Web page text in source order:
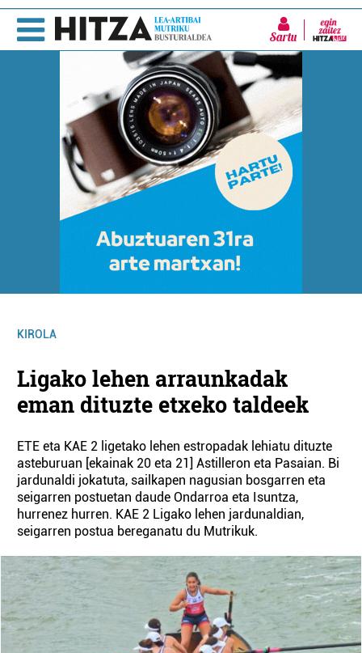
Sartu
KIROLA
Ligako lehen arraunkadak
eman dituzte etxeko taldeek
ETE eta KAE 2 ligetako lehen estropadak lehiatu dituzte
asteburuan [ekainak 20 eta 21] Astilleron eta Pasaian. Bi
jardunaldi jokatuta, sailkapen nagusian bosgarren eta
seigarren postuetan daude Ondarroa eta Isuntza,
hurrenez hurren. KAE 2 Ligako lehen jardunaldian,
seigarren postua bereganatu du Mutrikuk.